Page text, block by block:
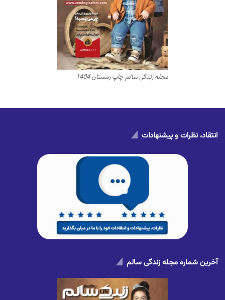
مجله زندگی سالم چاپ زمستان 1404
انتقاد، نظرات و پیشنهادات
آخرین شماره مجله زندگی سالم